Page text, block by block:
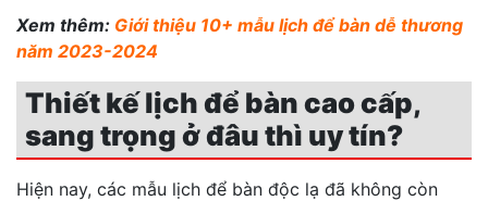
Xem thêm: Giới thiệu 10+ mẫu lịch để bàn dễ thương
năm 2023-2024
Thiết kế lịch để bàn cao cấp,
sang trọng ở đâu thì uy tín?
Hiện nay, các mẫu lịch để bàn độc lạ đã không còn